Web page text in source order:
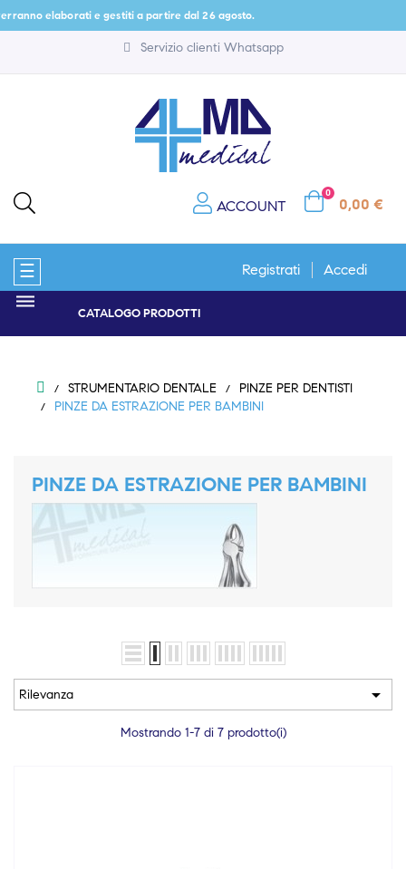
elaborati e gestiti a partire dal 26 agosto.
Servizio clienti Whatsapp
ACCOUNT
0
0,00 €
navigazione
Toggle
☰ Registrati Accedi
CATALOGO PRODOTTI
STRUMENTARIO DENTALE
PINZE PER DENTISTI
PINZE DA ESTRAZIONE PER BAMBINI
PINZE DA ESTRAZIONE PER BAMBINI
Rilevanza 
Mostrando 1-7 di 7 prodotto(i)